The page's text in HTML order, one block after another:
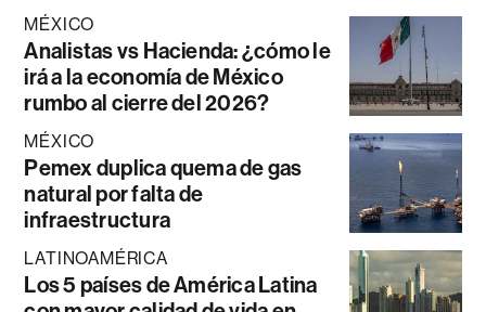
MÉXICO
Analistas vs Hacienda: ¿cómo le
irá a la economía de México
rumbo al cierre del 2026?
MÉXICO
Pemex duplica quema de gas
natural por falta de
infraestructura
LATINOAMÉRICA
Los 5 países de América Latina